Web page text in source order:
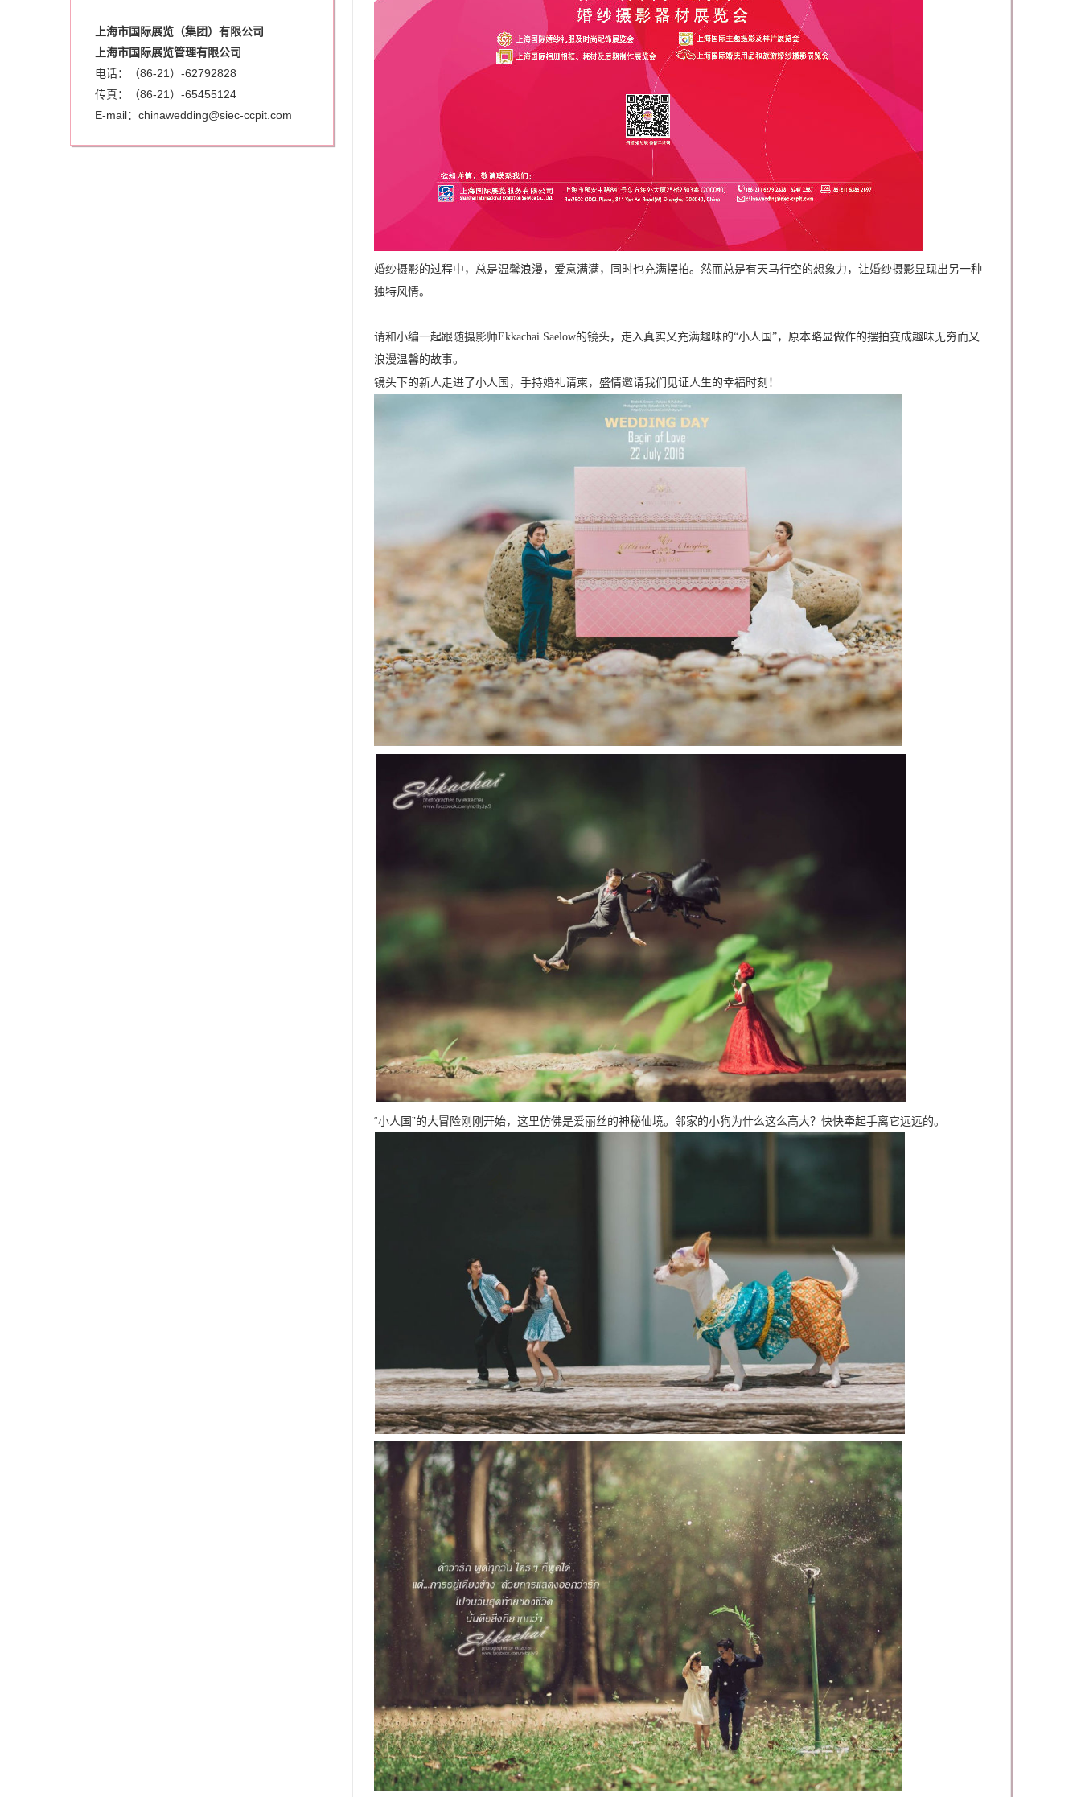
上海市国际展览（集团）有限公司
上海市国际展览管理有限公司
电话：（86-21）-62792828
传真：（86-21）-65455124
E-mail：chinawedding@siec-ccpit.com
婚纱摄影的过程中，总是温馨浪漫，爱意满满，同时也充满摆拍。然而总是有天马行空的想象力，让婚纱摄影显现出另一种
独特风情。
请和小编一起跟随摄影师Ekkachai Saelow的镜头，走入真实又充满趣味的“小人国”，原本略显做作的摆拍变成趣味无穷而又
浪漫温馨的故事。
镜头下的新人走进了小人国，手持婚礼请柬，盛情邀请我们见证人生的幸福时刻！
“小人国”的大冒险刚刚开始，这里仿佛是爱丽丝的神秘仙境。邻家的小狗为什么这么高大？快快牵起手离它远远的。